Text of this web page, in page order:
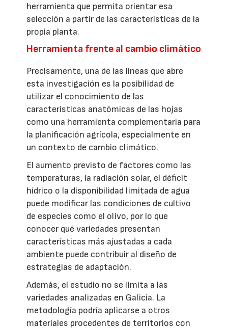
herramienta que permita orientar esa
selección a partir de las características de la
propia planta.
Herramienta frente al cambio climático
Precisamente, una de las líneas que abre
esta investigación es la posibilidad de
utilizar el conocimiento de las
características anatómicas de las hojas
como una herramienta complementaria para
la planificación agrícola, especialmente en
un contexto de cambio climático.
El aumento previsto de factores como las
temperaturas, la radiación solar, el déficit
hídrico o la disponibilidad limitada de agua
puede modificar las condiciones de cultivo
de especies como el olivo, por lo que
conocer qué variedades presentan
características más ajustadas a cada
ambiente puede contribuir al diseño de
estrategias de adaptación.
Además, el estudio no se limita a las
variedades analizadas en Galicia. La
metodología podría aplicarse a otros
materiales procedentes de territorios con